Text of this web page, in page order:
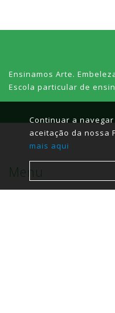
Ensinamos Arte.
Escola particular de
Menu
Continuar a
aceitação da nossa
mais aqui